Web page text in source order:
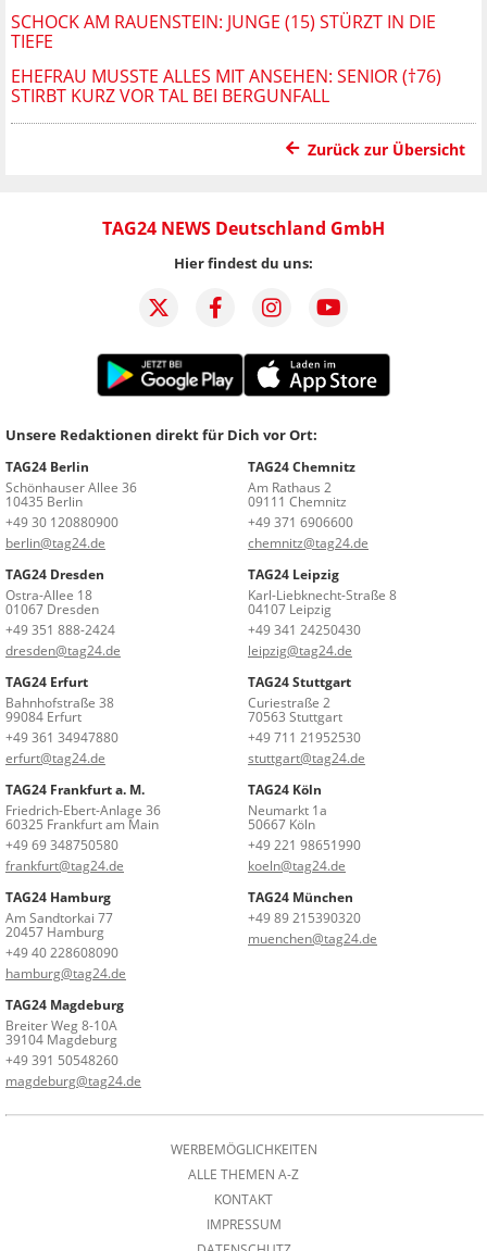
SCHOCK AM RAUENSTEIN: JUNGE (15) STÜRZT IN DIE
TIEFE
EHEFRAU MUSSTE ALLES MIT ANSEHEN: SENIOR (†76)
STIRBT KURZ VOR TAL BEI BERGUNFALL
Zurück zur Übersicht
TAG24 NEWS Deutschland GmbH
Hier findest du uns:
Unsere Redaktionen direkt für Dich vor Ort:
TAG24 Berlin
Schönhauser Allee 36
10435 Berlin
+49 30 120880900
berlin@tag24.de
TAG24 Chemnitz
Am Rathaus 2
09111 Chemnitz
+49 371 6906600
chemnitz@tag24.de
TAG24 Dresden
Ostra-Allee 18
01067 Dresden
+49 351 888-2424
dresden@tag24.de
TAG24 Leipzig
Karl-Liebknecht-Straße 8
04107 Leipzig
+49 341 24250430
leipzig@tag24.de
TAG24 Erfurt
Bahnhofstraße 38
99084 Erfurt
+49 361 34947880
erfurt@tag24.de
TAG24 Stuttgart
Curiestraße 2
70563 Stuttgart
+49 711 21952530
stuttgart@tag24.de
TAG24 Frankfurt a. M.
Friedrich-Ebert-Anlage 36
60325 Frankfurt am Main
+49 69 348750580
frankfurt@tag24.de
TAG24 Köln
Neumarkt 1a
50667 Köln
+49 221 98651990
koeln@tag24.de
TAG24 Hamburg
Am Sandtorkai 77
20457 Hamburg
+49 40 228608090
hamburg@tag24.de
TAG24 München
+49 89 215390320
muenchen@tag24.de
TAG24 Magdeburg
Breiter Weg 8-10A
39104 Magdeburg
+49 391 50548260
magdeburg@tag24.de
WERBEMÖGLICHKEITEN
ALLE THEMEN A-Z
KONTAKT
IMPRESSUM